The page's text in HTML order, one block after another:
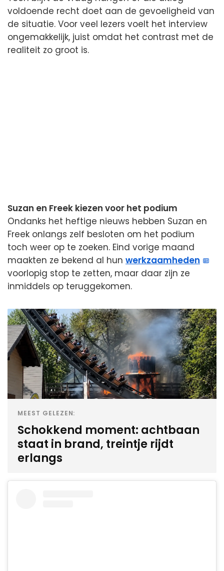
voldoende recht doet aan de gevoeligheid van
de situatie. Voor veel lezers voelt het interview
ongemakkelijk, juist omdat het contrast met de
realiteit zo groot is.
Suzan en Freek kiezen voor het podium
Ondanks het heftige nieuws hebben Suzan en
Freek onlangs zelf besloten om het podium
toch weer op te zoeken. Eind vorige maand
maakten ze bekend al hun werkzaamheden
voorlopig stop te zetten, maar daar zijn ze
inmiddels op teruggekomen.
MEEST GELEZEN:
Schokkend moment: achtbaan
staat in brand, treintje rijdt
erlangs